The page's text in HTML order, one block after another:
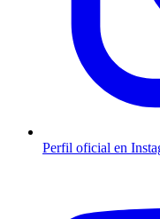
Perfil oficial en